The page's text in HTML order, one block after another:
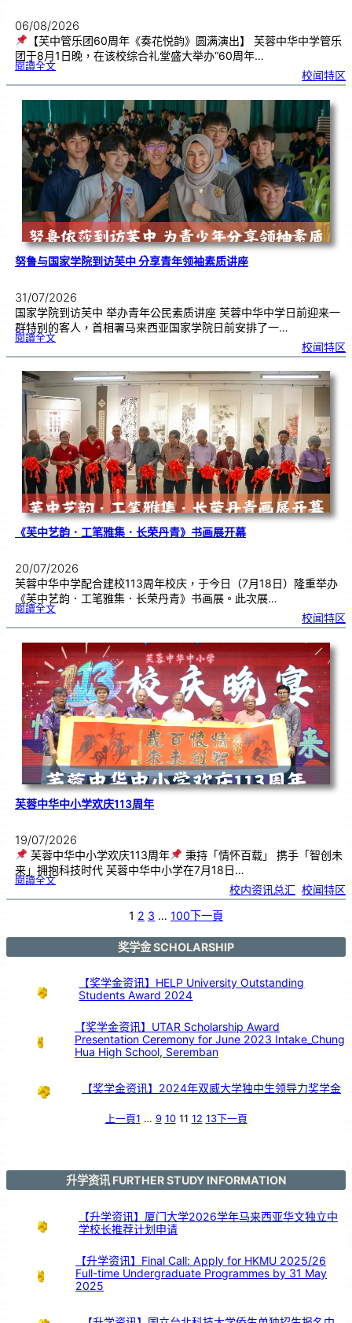
06/08/2026
【芙中管乐团60周年《奏花悦韵》圆满演出】 芙蓉中华中学管乐
团于8月1日晚，在该校综合礼堂盛大举办“60周年…
閱讀全文:芙
管
乐
6
0
《
奏
花
悦
韵
》
圆
满
演
出
校闻特区
努鲁与国家学院到访芙中 分享青年领袖素质讲座
31/07/2026
国家学院到访芙中 举办青年公民素质讲座 芙蓉中华中学日前迎来一
群特别的客人，首相署马来西亚国家学院日前安排了一…
閱讀全文:努
国
学
院
到
访
中
分
享
青
年
领
袖
素
质
讲
座
校闻特区
《芙中艺韵．工笔雅集．长荣丹青》书画展开幕
20/07/2026
芙蓉中华中学配合建校113周年校庆，于今日（7月18日）隆重举办
《芙中艺韵．工笔雅集．长荣丹青》书画展。此次展…
閱讀全文:《
中
艺
．
工
笔
雅
集
．
长
荣
丹
青
》
书
画
展
开
幕
校闻特区
芙蓉中华中小学欢庆113周年
19/07/2026
芙蓉中华中小学欢庆113周年
秉持「情怀百载」 携手「智创未
来」拥抱科技时代 芙蓉中华中小学在7月18日…
閱讀全文:芙
华
1
年
校内资讯总汇 校闻特区
1 2 3 … 100下一頁
奖学金 SCHOLARSHIP
【奖学金资讯】HELP University Outstanding
Students Award 2024
【奖学金资讯】UTAR Scholarship Award
Presentation Ceremony for June 2023 Intake_Chung
Hua High School, Seremban
【奖学金资讯】2024年双威大学独中生领导力奖学金
上一頁1 … 9 10 11 12 13下一頁
升学资讯 FURTHER STUDY INFORMATION
【升学资讯】厦门大学2026学年马来西亚华文独立中
学校长推荐计划申请
【升学资讯】Final Call: Apply for HKMU 2025/26
Full-time Undergraduate Programmes by 31 May
2025